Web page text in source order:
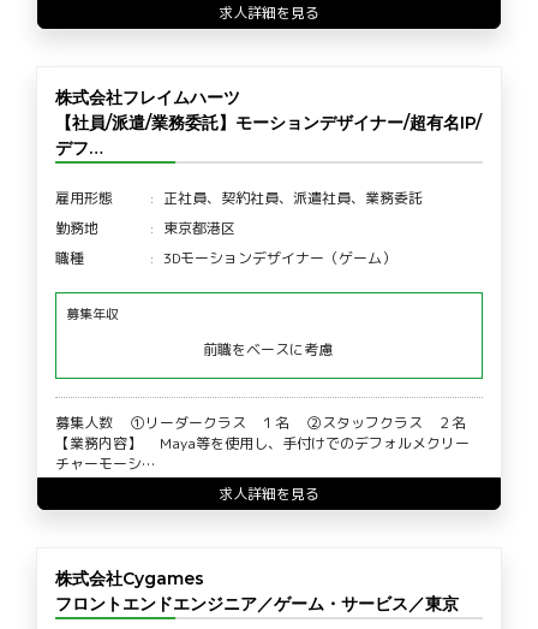
求人詳細を見る
株式会社フレイムハーツ
【社員/派遣/業務委託】モーションデザイナー/超有名IP/
デフ…
雇用形態
正社員、契約社員、派遣社員、業務委託
勤務地
東京都港区
職種
3Dモーションデザイナー（ゲーム）
募集年収
前職をベースに考慮
募集人数 ①リーダークラス １名 ②スタッフクラス ２名
【業務内容】 Maya等を使用し、手付けでのデフォルメクリー
チャーモーシ…
求人詳細を見る
株式会社Cygames
フロントエンドエンジニア／ゲーム・サービス／東京